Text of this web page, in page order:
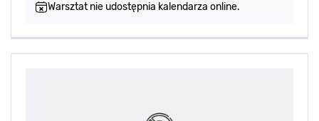
Warsztat nie udostępnia kalendarza online.